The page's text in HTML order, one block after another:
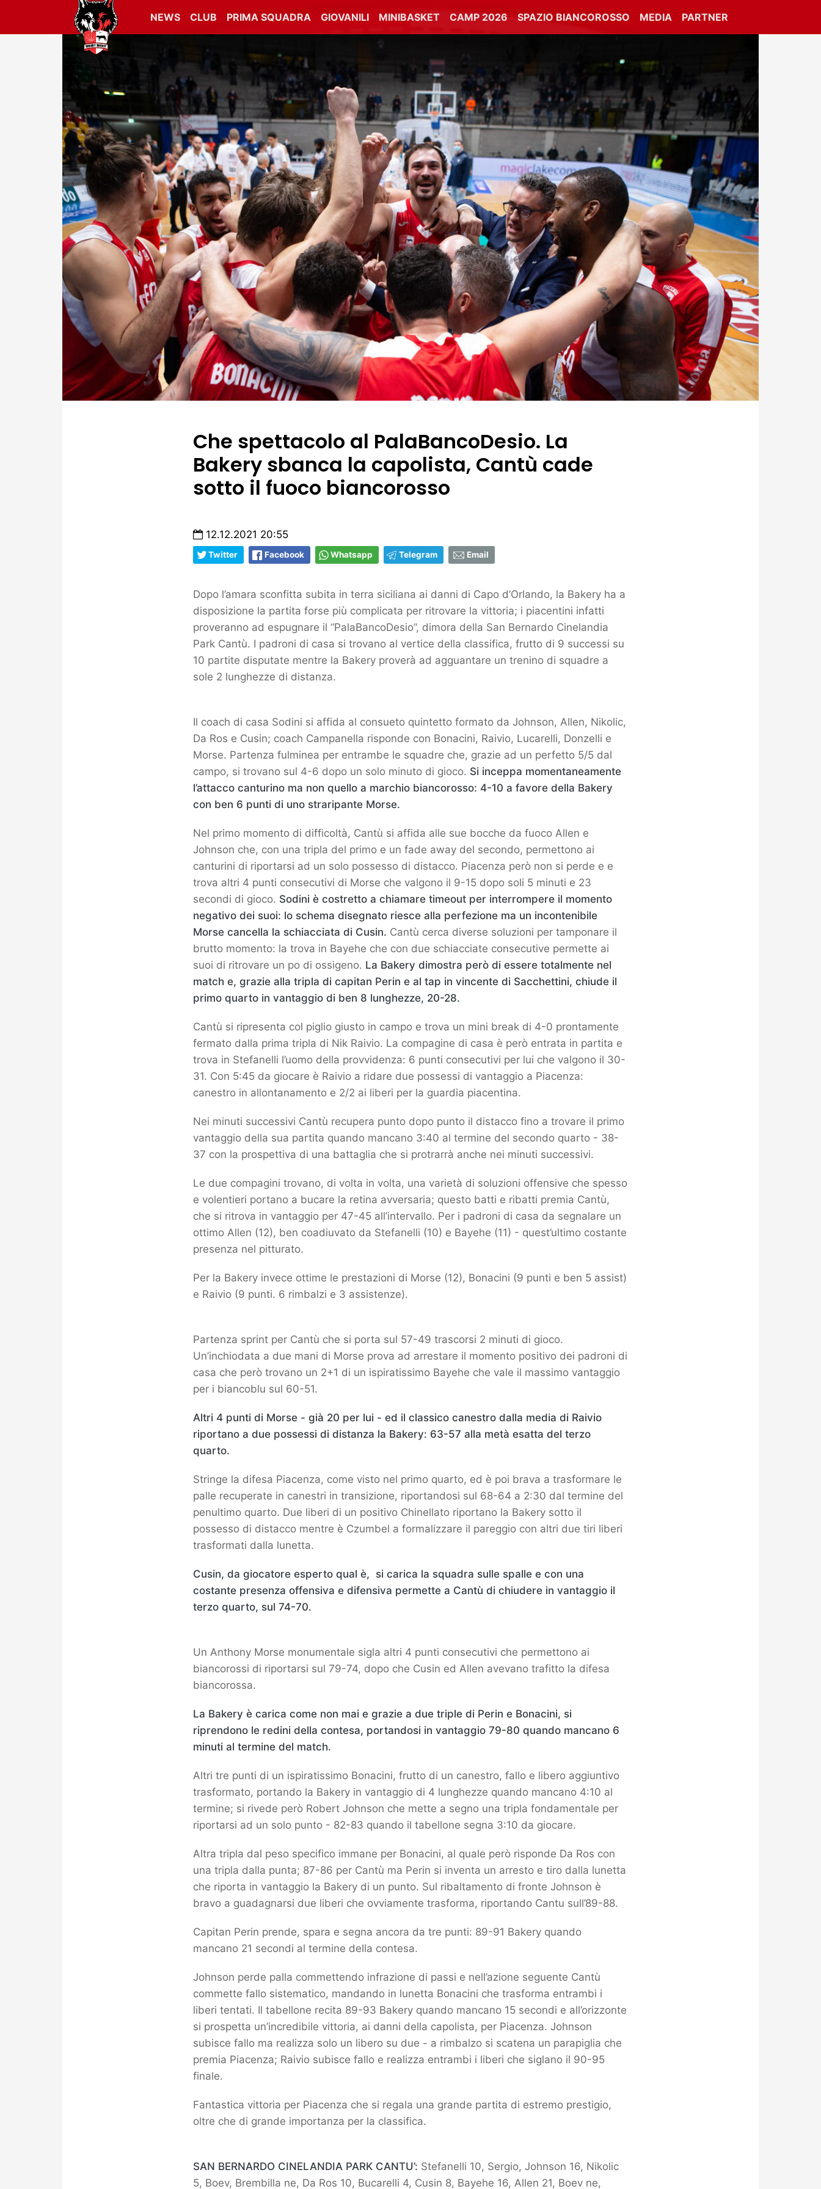
NEWS CLUB PRIMA SQUADRA GIOVANILI MINIBASKET CAMP 2026 SPAZIO BIANCOROSSO MEDIA PARTNER
Che spettacolo al PalaBancoDesio. La
Bakery sbanca la capolista, Cantù cade
sotto il fuoco biancorosso
12.12.2021 20:55
Twitter Facebook Whatsapp Telegram Email
Dopo l’amara sconfitta subita in terra siciliana ai danni di Capo d’Orlando, la Bakery ha a
disposizione la partita forse più complicata per ritrovare la vittoria; i piacentini infatti
proveranno ad espugnare il “PalaBancoDesio”, dimora della San Bernardo Cinelandia
Park Cantù. I padroni di casa si trovano al vertice della classifica, frutto di 9 successi su
10 partite disputate mentre la Bakery proverà ad agguantare un trenino di squadre a
sole 2 lunghezze di distanza.
Il coach di casa Sodini si affida al consueto quintetto formato da Johnson, Allen, Nikolic,
Da Ros e Cusin; coach Campanella risponde con Bonacini, Raivio, Lucarelli, Donzelli e
Morse. Partenza fulminea per entrambe le squadre che, grazie ad un perfetto 5/5 dal
campo, si trovano sul 4-6 dopo un solo minuto di gioco. Si inceppa momentaneamente
l’attacco canturino ma non quello a marchio biancorosso: 4-10 a favore della Bakery
con ben 6 punti di uno straripante Morse.
Nel primo momento di difficoltà, Cantù si affida alle sue bocche da fuoco Allen e
Johnson che, con una tripla del primo e un fade away del secondo, permettono ai
canturini di riportarsi ad un solo possesso di distacco. Piacenza però non si perde e e
trova altri 4 punti consecutivi di Morse che valgono il 9-15 dopo soli 5 minuti e 23
secondi di gioco. Sodini è costretto a chiamare timeout per interrompere il momento
negativo dei suoi: lo schema disegnato riesce alla perfezione ma un incontenibile
Morse cancella la schiacciata di Cusin. Cantù cerca diverse soluzioni per tamponare il
brutto momento: la trova in Bayehe che con due schiacciate consecutive permette ai
suoi di ritrovare un po di ossigeno. La Bakery dimostra però di essere totalmente nel
match e, grazie alla tripla di capitan Perin e al tap in vincente di Sacchettini, chiude il
primo quarto in vantaggio di ben 8 lunghezze, 20-28.
Cantù si ripresenta col piglio giusto in campo e trova un mini break di 4-0 prontamente
fermato dalla prima tripla di Nik Raivio. La compagine di casa è però entrata in partita e
trova in Stefanelli l’uomo della provvidenza: 6 punti consecutivi per lui che valgono il 30-
31. Con 5:45 da giocare è Raivio a ridare due possessi di vantaggio a Piacenza:
canestro in allontanamento e 2/2 ai liberi per la guardia piacentina.
Nei minuti successivi Cantù recupera punto dopo punto il distacco fino a trovare il primo
vantaggio della sua partita quando mancano 3:40 al termine del secondo quarto - 38-
37 con la prospettiva di una battaglia che si protrarrà anche nei minuti successivi.
Le due compagini trovano, di volta in volta, una varietà di soluzioni offensive che spesso
e volentieri portano a bucare la retina avversaria; questo batti e ribatti premia Cantù,
che si ritrova in vantaggio per 47-45 all’intervallo. Per i padroni di casa da segnalare un
ottimo Allen (12), ben coadiuvato da Stefanelli (10) e Bayehe (11) - quest’ultimo costante
presenza nel pitturato.
Per la Bakery invece ottime le prestazioni di Morse (12), Bonacini (9 punti e ben 5 assist)
e Raivio (9 punti. 6 rimbalzi e 3 assistenze).
Partenza sprint per Cantù che si porta sul 57-49 trascorsi 2 minuti di gioco.
Un’inchiodata a due mani di Morse prova ad arrestare il momento positivo dei padroni di
casa che però trovano un 2+1 di un ispiratissimo Bayehe che vale il massimo vantaggio
per i biancoblu sul 60-51.
Altri 4 punti di Morse - già 20 per lui - ed il classico canestro dalla media di Raivio
riportano a due possessi di distanza la Bakery: 63-57 alla metà esatta del terzo
quarto.
Stringe la difesa Piacenza, come visto nel primo quarto, ed è poi brava a trasformare le
palle recuperate in canestri in transizione, riportandosi sul 68-64 a 2:30 dal termine del
penultimo quarto. Due liberi di un positivo Chinellato riportano la Bakery sotto il
possesso di distacco mentre è Czumbel a formalizzare il pareggio con altri due tiri liberi
trasformati dalla lunetta.
Cusin, da giocatore esperto qual è, si carica la squadra sulle spalle e con una
costante presenza offensiva e difensiva permette a Cantù di chiudere in vantaggio il
terzo quarto, sul 74-70.
Un Anthony Morse monumentale sigla altri 4 punti consecutivi che permettono ai
biancorossi di riportarsi sul 79-74, dopo che Cusin ed Allen avevano trafitto la difesa
biancorossa.
La Bakery è carica come non mai e grazie a due triple di Perin e Bonacini, si
riprendono le redini della contesa, portandosi in vantaggio 79-80 quando mancano 6
minuti al termine del match.
Altri tre punti di un ispiratissimo Bonacini, frutto di un canestro, fallo e libero aggiuntivo
trasformato, portando la Bakery in vantaggio di 4 lunghezze quando mancano 4:10 al
termine; si rivede però Robert Johnson che mette a segno una tripla fondamentale per
riportarsi ad un solo punto - 82-83 quando il tabellone segna 3:10 da giocare.
Altra tripla dal peso specifico immane per Bonacini, al quale però risponde Da Ros con
una tripla dalla punta; 87-86 per Cantù ma Perin si inventa un arresto e tiro dalla lunetta
che riporta in vantaggio la Bakery di un punto. Sul ribaltamento di fronte Johnson è
bravo a guadagnarsi due liberi che ovviamente trasforma, riportando Cantu sull’89-88.
Capitan Perin prende, spara e segna ancora da tre punti: 89-91 Bakery quando
mancano 21 secondi al termine della contesa.
Johnson perde palla commettendo infrazione di passi e nell’azione seguente Cantù
commette fallo sistematico, mandando in lunetta Bonacini che trasforma entrambi i
liberi tentati. Il tabellone recita 89-93 Bakery quando mancano 15 secondi e all’orizzonte
si prospetta un’incredibile vittoria, ai danni della capolista, per Piacenza. Johnson
subisce fallo ma realizza solo un libero su due - a rimbalzo si scatena un parapiglia che
premia Piacenza; Raivio subisce fallo e realizza entrambi i liberi che siglano il 90-95
finale.
Fantastica vittoria per Piacenza che si regala una grande partita di estremo prestigio,
oltre che di grande importanza per la classifica.
SAN BERNARDO CINELANDIA PARK CANTU’: Stefanelli 10, Sergio, Johnson 16, Nikolic
5, Boev, Brembilla ne, Da Ros 10, Bucarelli 4, Cusin 8, Bayehe 16, Allen 21, Boev ne,